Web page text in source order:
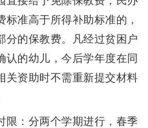
标准高于所得补助标准的，
分的保教费。凡经过贫困户
认的幼儿，今后学年度在同
关资助时不需重新提交材料
限：分两个学期进行，春季